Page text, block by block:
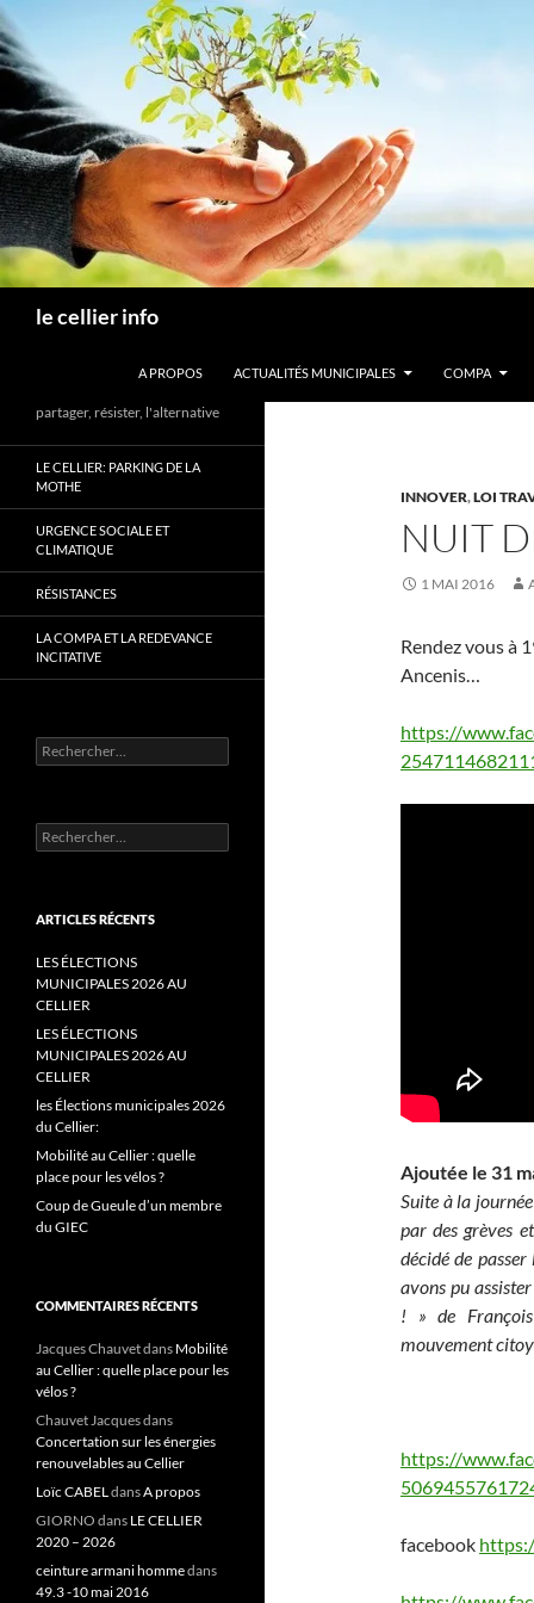
Aller
au
contenu
le cellier info
A PROPOS ACTUALITÉS MUNICIPALES COMPA
INNOVER,LOI
NUIT
1 MAI 2016
Rendez vous à
Ancenis…
https://
Ajoutée le 31
Suite à la
par des grèves
décidé de
avons pu
! » de
mouvement
https://
facebook
partager, résister, l'alternative
LE CELLIER: PARKING DE LA
MOTHE
URGENCE SOCIALE ET
CLIMATIQUE
RÉSISTANCES
LA COMPA ET LA REDEVANCE
INCITATIVE
Rechercher :
Rechercher :
ARTICLES RÉCENTS
LES ÉLECTIONS
MUNICIPALES 2026 AU
CELLIER
LES ÉLECTIONS
MUNICIPALES 2026 AU
CELLIER
les Élections municipales 2026
du Cellier:
Mobilité au Cellier : quelle
place pour les vélos ?
Coup de Gueule d’un membre
du GIEC
COMMENTAIRES RÉCENTS
Jacques Chauvetdans Mobilité
au Cellier : quelle place pour les
vélos ?
Chauvet Jacquesdans
Concertation sur les énergies
renouvelables au Cellier
Loïc CABELdansA propos
GIORNO dans LE CELLIER
2020 – 2026
ceinture armani hommedans
49.3 -10 mai 2016